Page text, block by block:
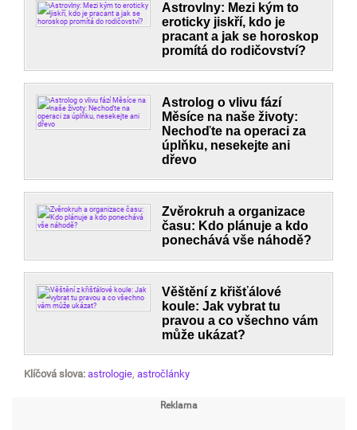
Astrovlny: Mezi kým to
eroticky jiskří, kdo je
pracant a jak se horoskop
promítá do rodičovství?
Astrolog o vlivu fází
Měsíce na naše životy:
Nechoďte na operaci za
úplňku, nesekejte ani
dřevo
Zvěrokruh a organizace
času: Kdo plánuje a kdo
ponechává vše náhodě?
Věštění z křišťálové
koule: Jak vybrat tu
pravou a co všechno vám
může ukázat?
Klíčová slova: astrologie, astročlánky